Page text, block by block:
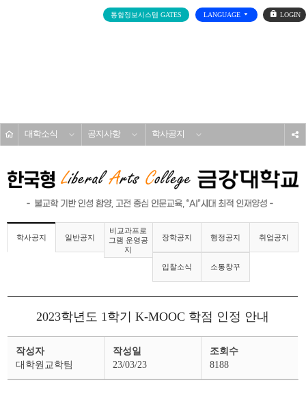
통합정보시스템 GATES LANGUAGE
로
그
대학소식 공지사항 학사공지
학사공지 일반공지
비교과프로
그램 운영공
지
장학공지 행정공지 취업공지
입찰소식 소통창꾸
상
2023학년도 1학기 K-MOOC 학점 인정 안내
작성자
대학원교학팀
작성일
23/03/23
조회수
8188